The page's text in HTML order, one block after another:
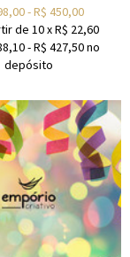
-R$ 450,00
de 10xR$ 22,60
-R$ 427,50no
depósito